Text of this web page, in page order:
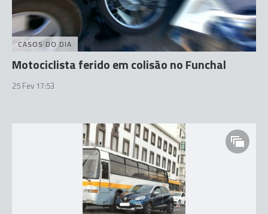
CASOS DO DIA
Motociclista ferido em colisão no Funchal
25 Fev 17:53